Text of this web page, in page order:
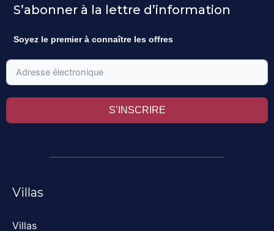
S’abonner à la lettre d’information
Soyez le premier à connaître les offres
S’INSCRIRE
Villas
Villas